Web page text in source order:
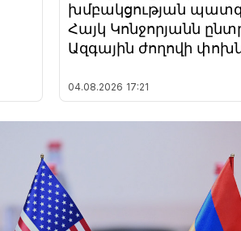
խմբակցության
Հայկ Կոնջորյանն
Ազգային ժողովի
04.08.2026 17:21